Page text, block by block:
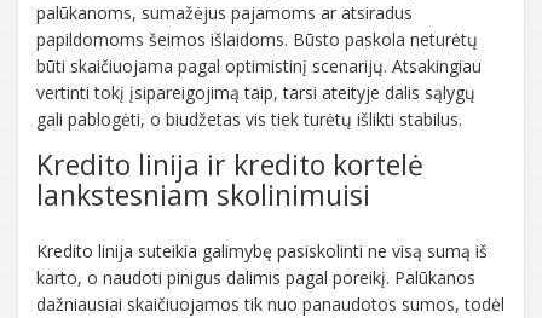
palūkanoms, sumažėjus pajamoms ar atsiradus
papildomoms šeimos išlaidoms. Būsto paskola neturėtų
būti skaičiuojama pagal optimistinį scenarijų. Atsakingiau
vertinti tokį įsipareigojimą taip, tarsi ateityje dalis sąlygų
gali pablogėti, o biudžetas vis tiek turėtų išlikti stabilus.
Kredito linija ir kredito kortelė
lankstesniam skolinimuisi
Kredito linija suteikia galimybę pasiskolinti ne visą sumą iš
karto, o naudoti pinigus dalimis pagal poreikį. Palūkanos
dažniausiai skaičiuojamos tik nuo panaudotos sumos, todėl